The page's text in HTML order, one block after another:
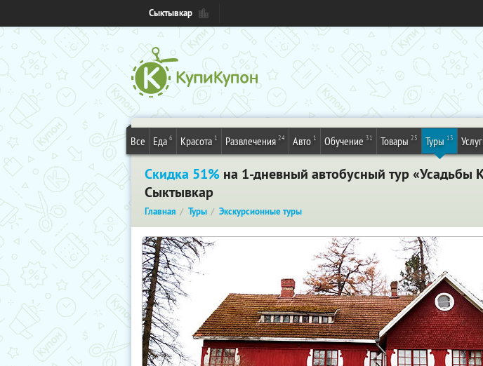
Сыктывкар
Все Еда 6 Красота 1 Развлечения 24 Авто 1 Обучение 31 Товары 25 Туры 13
Скидка 51% на 1-дневный автобусный тур «Усадьбы
Сыктывкар
Главная Туры Экскурсионные туры